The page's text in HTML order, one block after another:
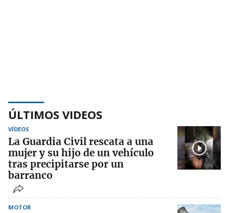
ÚLTIMOS VIDEOS
VÍDEOS
La Guardia Civil rescata a una
mujer y su hijo de un vehículo
tras precipitarse por un
barranco
MOTOR